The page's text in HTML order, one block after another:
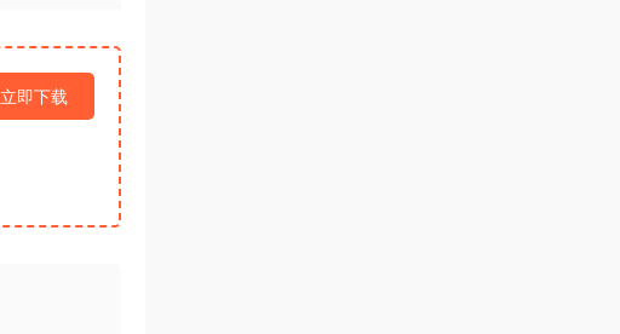
立即下载